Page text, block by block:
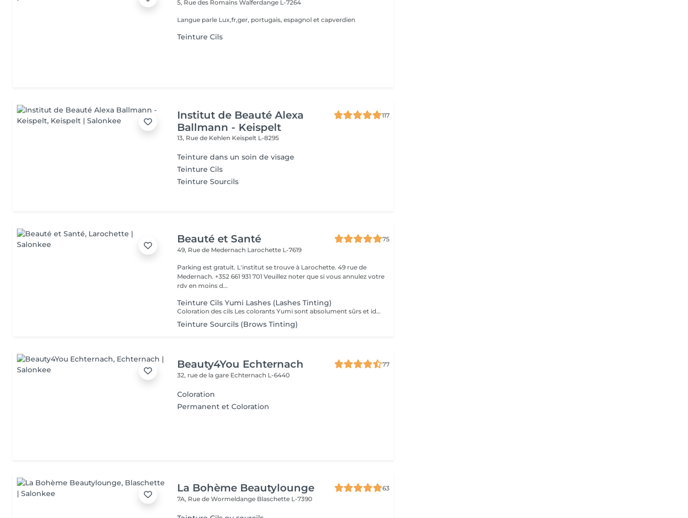
5, Rue des RomainsWalferdange L-7264
Langue parle Lux,fr,ger, portugais, espagnol et capverdien
Teinture Cils
Institut de Beauté Alexa
Ballmann - Keispelt
117
13, Rue de Kehlen Keispelt L-8295
Teinture dans un soin de visage
Teinture Cils
Teinture Sourcils
Beauté et Santé
75
49, Rue de Medernach Larochette L-7619
Parking est gratuit. L'institut se trouve à Larochette. 49 rue de
Medernach. +352 661 931 701 Veuillez noter que si vous annulez votre
rdv en moins d...
Teinture Cils Yumi Lashes (Lashes Tinting)
Coloration des cils Les colorants Yumi sont absolument sûrs et idéaux pour une coloration douce et durable des cils. Les pointes des cils chez 90 pour cent des personnes sont transparentes et incolores ; en raison de leur coloration, les cils deviennent plus longs et beaucoup... arrêtent d'utiliser du mascara décoratif. La palette de couleurs Yumi se décline en 5 teintes: noir myrtille, noir profond, graphite, marron foncé et marron clair. En les mélangeant, vous pourrez parfaitement assortir le type de couleur et mettre en valeur la beauté de vos yeux.
Teinture Sourcils (Brows Tinting)
Beauty4You Echternach
77
32, rue de la gare Echternach L-6440
Coloration
Permanent et Coloration
La Bohème Beautylounge
63
7A, Rue de Wormeldange Blaschette L-7390